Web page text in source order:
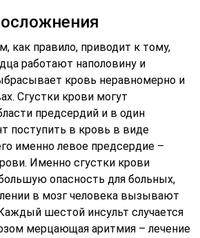
как правило, приводит к тому,
работают наполовину и
кровь неравномерно и
Сгустки крови могут
предсердий и в один
поступить в кровь в виде
именно левое предсердие –
Именно сгустки крови
опасность для больных,
в мозг человека вызывают
шестой инсульт случается
мерцающая аритмия – лечение